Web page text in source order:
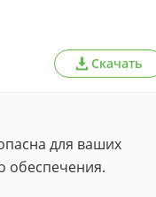
Скачать
для ваших
обеспечения.